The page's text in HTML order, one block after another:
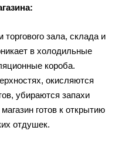
зала, склада и
в холодильные
короба.
окисляются
убираются запахи
готов к открытию
отдушек.